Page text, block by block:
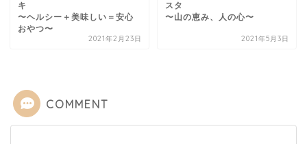
キ
〜ヘルシー＋美味しい＝安心
おやつ〜
2021年2月23日
スタ
〜山の恵み、人の心〜
2021年5月3日
COMMENT